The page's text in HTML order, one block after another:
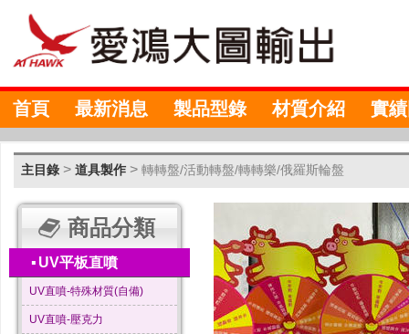
首頁 最新消息 製品型錄 材質介紹 實
主目錄 > 道具製作 > 轉轉盤/活動轉盤/轉轉樂/俄羅斯輪盤
商品分類
▪ UV平板直噴
UV直噴-特殊材質(自備)
UV直噴-壓克力